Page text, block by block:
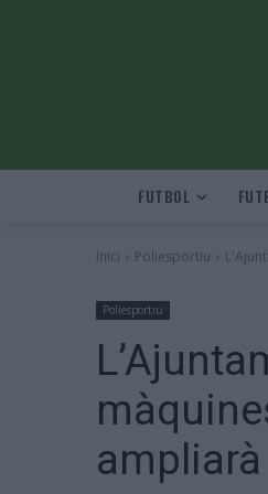
FUTBOL
Inici Poliesportiu
Poliesportiu